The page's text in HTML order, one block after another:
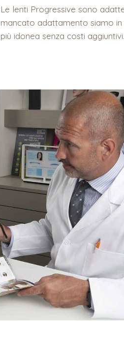
Le lenti Progressive sono
mancato adattamento siamo
più idonea senza costi aggiuntivi.